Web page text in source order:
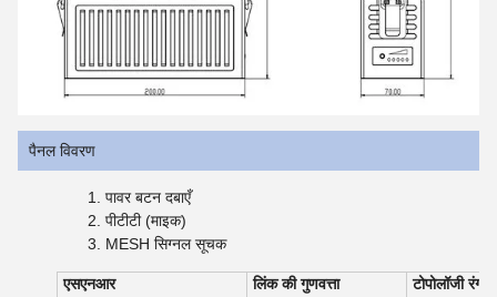
पैनल विवरण
पावर बटन दबाएँ
पीटीटी (माइक)
MESH सिग्नल सूचक
एसएनआर लिंक की गुणवत्ता टोपोलॉजी रंग